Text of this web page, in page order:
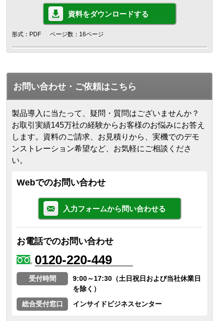
資料をダウンロードする
形式：PDF ページ数：16ページ
お問い合わせ・ご依頼はこちら
製品導入に当たって、疑問・質問はございませんか？
お取引実績145万社の経験からお客様のお悩みにお答え
します。 資料のご請求、お見積りから、実機でのデモ
ンストレーション希望など、お気軽にご相談くださ
い。
Webでのお問い合わせ
入力フォームから問い合わせる
お電話でのお問い合わせ
0120-220-449
受付時間
9:00～17:30（土日祝日および当社休業日
を除く）
総合受付窓口
インサイドビジネスセンター